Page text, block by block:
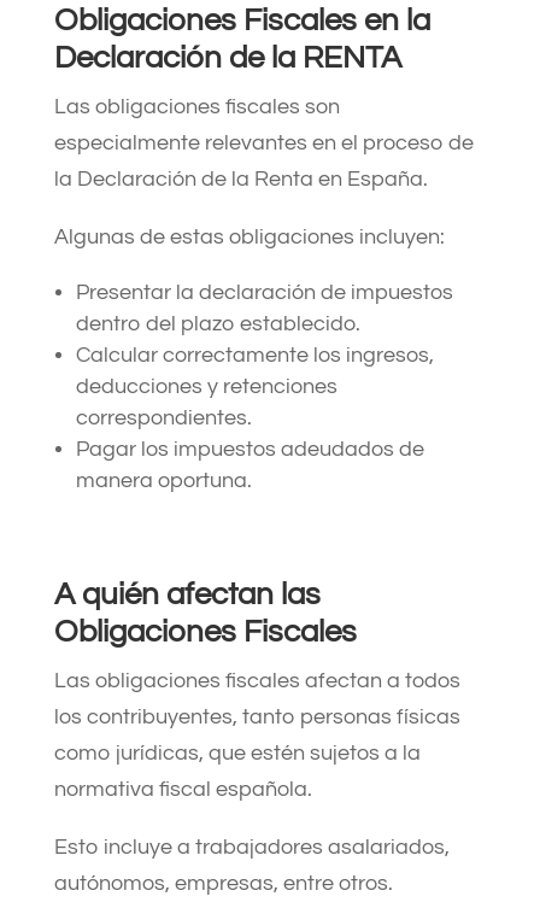
Obligaciones Fiscales en la
Declaración de la RENTA
Las obligaciones fiscales son
especialmente relevantes en el proceso de
la Declaración de la Renta en España.
Algunas de estas obligaciones incluyen:
Presentar la declaración de impuestos
dentro del plazo establecido.
Calcular correctamente los ingresos,
deducciones y retenciones
correspondientes.
Pagar los impuestos adeudados de
manera oportuna.
A quién afectan las
Obligaciones Fiscales
Las obligaciones fiscales afectan a todos
los contribuyentes, tanto personas físicas
como jurídicas, que estén sujetos a la
normativa fiscal española.
Esto incluye a trabajadores asalariados,
autónomos, empresas, entre otros.